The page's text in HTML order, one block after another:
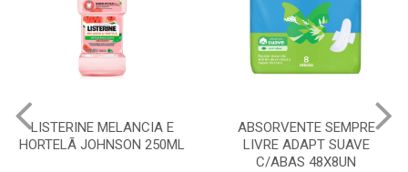
ABSORVENTE SEMPRE
LIVRE ADAPT SUAVE
JOHNSON BABY SABONETE
REGULAR 80G